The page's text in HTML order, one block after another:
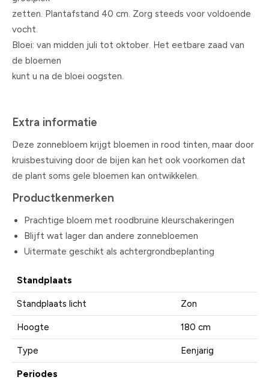
zetten. Plantafstand 40 cm. Zorg steeds voor voldoende
vocht.
Bloei: van midden juli tot oktober. Het eetbare zaad van
de bloemen
kunt u na de bloei oogsten.
Extra informatie
Deze zonnebloem krijgt bloemen in rood tinten, maar door
kruisbestuiving door de bijen kan het ook voorkomen dat
de plant soms gele bloemen kan ontwikkelen.
Productkenmerken
Prachtige bloem met roodbruine kleurschakeringen
Blijft wat lager dan andere zonnebloemen
Uitermate geschikt als achtergrondbeplanting
Standplaats
Standplaats licht Zon
Hoogte 180 cm
Type Eenjarig
Periodes